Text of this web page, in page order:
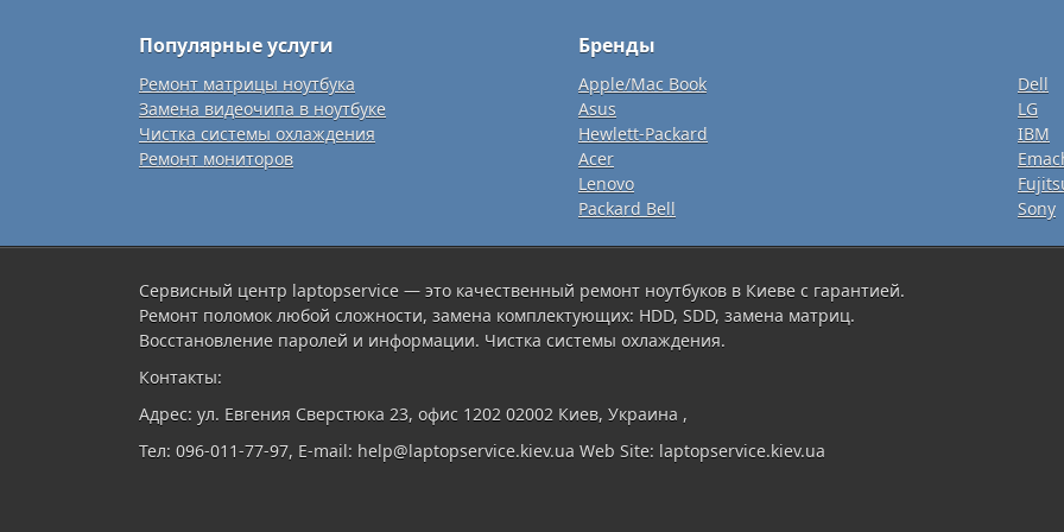
Популярные услуги Бренды
Ремонт матрицы ноутбука
Замена видеочипа в ноутбуке
Чистка системы охлаждения
Ремонт мониторов
Apple/Mac Book
Asus
Hewlett-Packard
Acer
Lenovo
Packard Bell
Dell
LG
IBM
Sony
Сервисный центр laptopservice — это качественный ремонт ноутбуков в Киеве с гарантией.
Ремонт поломок любой сложности, замена комплектующих: HDD, SDD, замена матриц.
Восстановление паролей и информации. Чистка системы охлаждения.
Контакты:
Адрес: ул. Евгения Сверстюка 23, офис 1202 02002 Киев, Украина ,
Тел: 096-011-77-97, E-mail: help@laptopservice.kiev.ua Web Site: laptopservice.kiev.ua